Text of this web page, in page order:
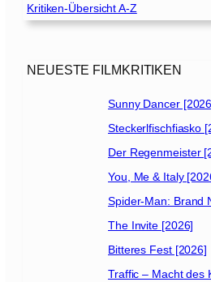
K
r
e
Kritiken-Übersicht A-Z
NEUESTE FILMKRITIKEN
Sunny Dancer
Steckerlfischfiasko
Der Regenmeister
You, Me & Italy
Spider-Man: Brand
The Invite [2026]
Bitteres Fest [2026]
Traffic – Macht des